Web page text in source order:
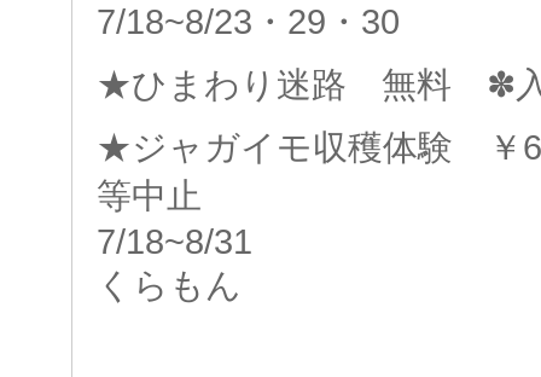
7/18~8/23・29・30
★ひまわり迷路 無料 ✽
★ジャガイモ収穫体験
等中止
7/
くらもん